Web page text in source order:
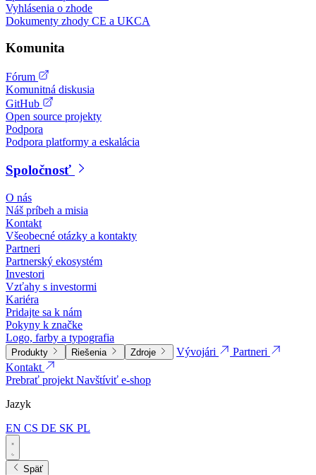
Vyhlásenia o zhode
Dokumenty zhody CE a UKCA
Komunita
Fórum
Komunitná diskusia
GitHub
Open source projekty
Podpora
Podpora platformy a eskalácia
Spoločnosť
O nás
Náš príbeh a misia
Kontakt
Všeobecné otázky a kontakty
Partneri
Partnerský ekosystém
Investori
Vzťahy s investormi
Kariéra
Pridajte sa k nám
Pokyny k značke
Logo, farby a typografia
Produkty Riešenia Zdroje Vývojári
Partneri
Kontakt
Prebrať projektNavštíviť e-shop
Jazyk
EN CS DE SK PL
Späť